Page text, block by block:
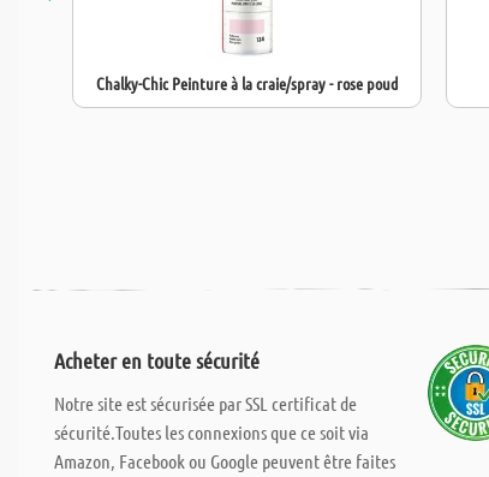
Chalky-Chic Peinture à la craie/spray - rose poud
Acheter en toute sécurité
Notre site est sécurisée par SSL certificat de
sécurité.Toutes les connexions que ce soit via
Amazon, Facebook ou Google peuvent être faites